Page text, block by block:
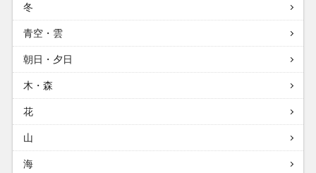
冬
青空・雲
朝日・夕日
木・森
花
山
海